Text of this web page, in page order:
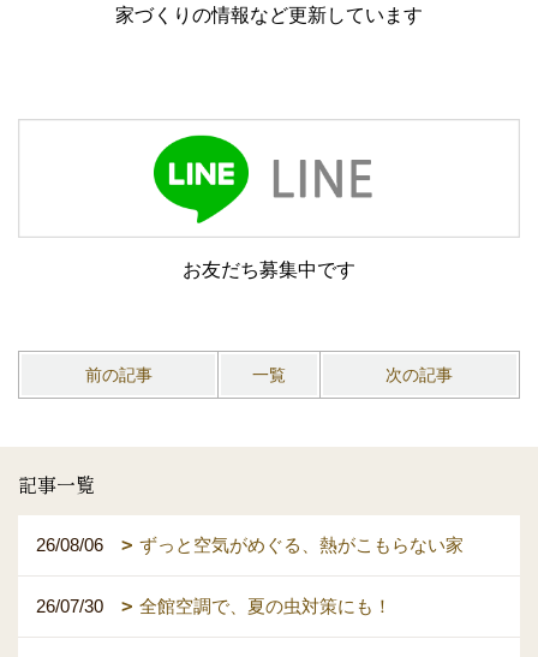
家づくりの情報など更新しています
お友だち募集中です
前の記事 一覧 次の記事
記事一覧
26/08/06 ずっと空気がめぐる、熱がこもらない家
26/07/30 全館空調で、夏の虫対策にも！